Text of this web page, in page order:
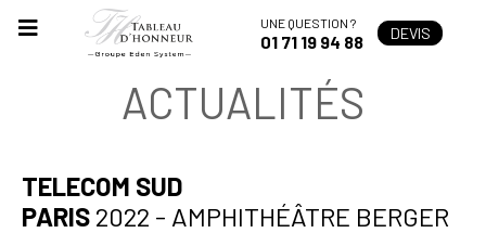
UNE QUESTION ?
01 71 19 94 88 DEVIS
ACTUALITÉS
TELECOM SUD
PARIS 2022 - AMPHITHÉÂTRE BERGER